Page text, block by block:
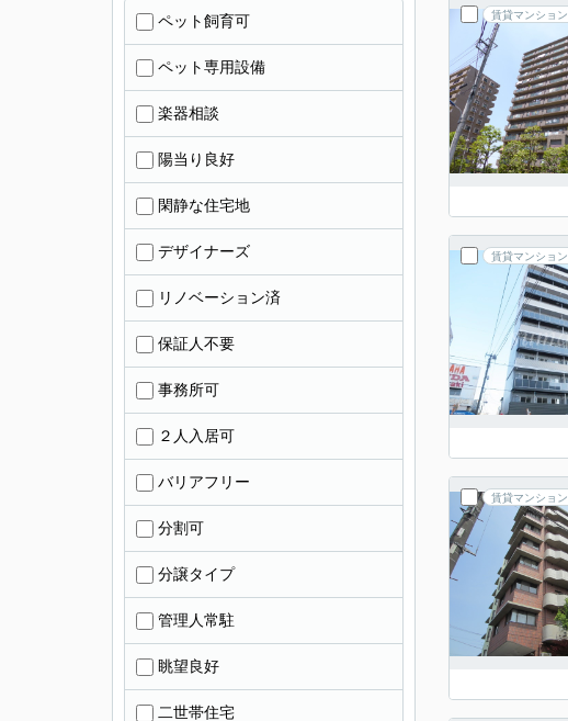
賃貸マンション
賃貸マンション
賃貸マンション
ペット飼育可
ペット専用設備
楽器相談
陽当り良好
閑静な住宅地
デザイナーズ
リノベーション済
保証人不要
事務所可
２人入居可
バリアフリー
分割可
分譲タイプ
管理人常駐
眺望良好
二世帯住宅